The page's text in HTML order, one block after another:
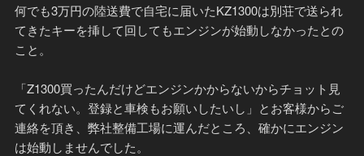
何でも3万円の陸送費で自宅に届いたKZ1300は別荘で送られ
てきたキーを挿して回してもエンジンが始動しなかったとの
こと。
「Z1300買ったんだけどエンジンかからないからチョット見
てくれない。登録と車検もお願いしたいし」とお客様からご
連絡を頂き、弊社整備工場に運んだところ、確かにエンジン
は始動しませんでした。